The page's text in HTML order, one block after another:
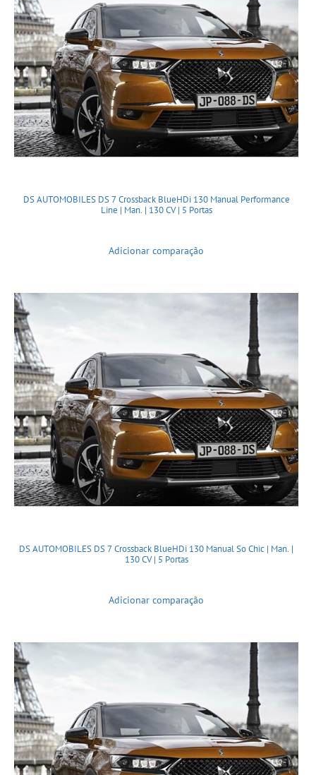
DS AUTOMOBILES DS 7 Crossback BlueHDi 130 Manual Performance
Line | Man. | 130 CV | 5 Portas
Adicionar comparação
DS AUTOMOBILES DS 7 Crossback BlueHDi 130 Manual So Chic | Man. |
130 CV | 5 Portas
Adicionar comparação